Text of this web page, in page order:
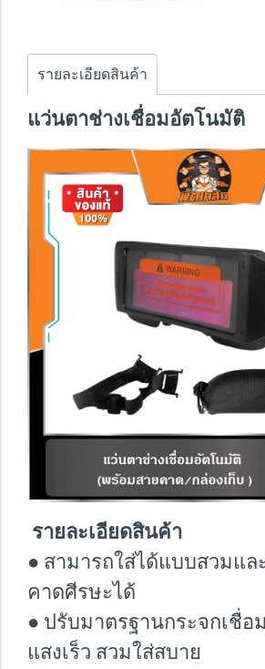
รายละเอียดสินค้า
แว่นตาช่างเชื่อมอัตโนมัติ
รายละเอียดสินค้า
● สามารถใส่ได้แบบสวมแล
คาดศีรษะได้
● ปรับมาตรฐานกระจกเชื่
แสงเร็ว สวมใส่สบาย